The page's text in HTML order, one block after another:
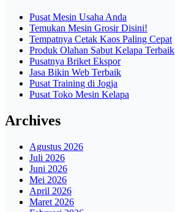
Pusat Mesin Usaha Anda
Temukan Mesin Grosir Disini!
Tempatnya Cetak Kaos Paling Cepat
Produk Olahan Sabut Kelapa Terbaik
Pusatnya Briket Ekspor
Jasa Bikin Web Terbaik
Pusat Training di Jogja
Pusat Toko Mesin Kelapa
Archives
Agustus 2026
Juli 2026
Juni 2026
Mei 2026
April 2026
Maret 2026